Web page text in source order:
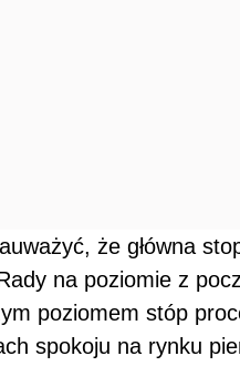
że główna
na poziomie z
poziomem stóp
spokoju na rynku